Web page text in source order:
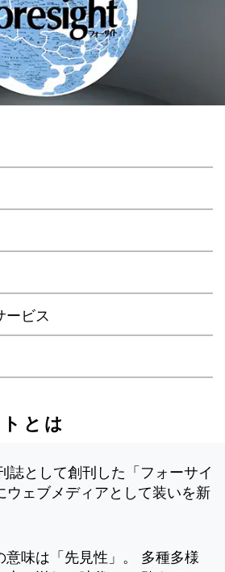
ービス
とは
誌として創刊した「フォーサイ
ウェブメディアとして装いを新
意味は「先見性」。 多種多様